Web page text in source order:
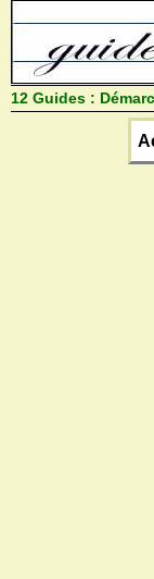
12 Guides :